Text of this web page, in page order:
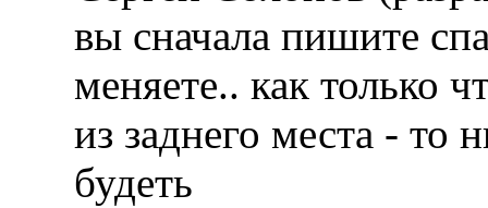
вы сначала пишите
меняете.. как только
из заднего места - то
будеть